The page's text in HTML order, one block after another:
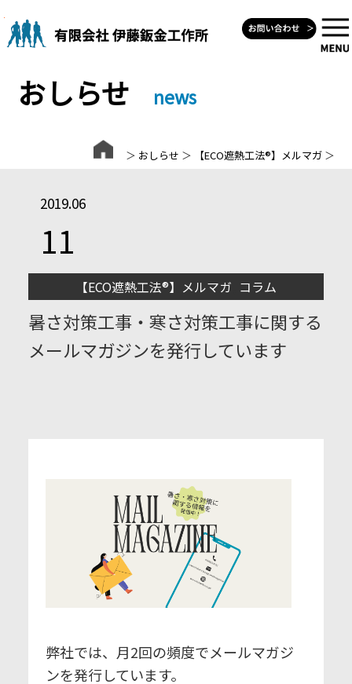
to
content
おしらせ news
＞ おしらせ ＞ 【ECO遮熱工法®】メルマガ＞
2019.06
11
【ECO遮熱工法®】メルマガ コラム
暑さ対策工事・寒さ対策工事に関する
メールマガジンを発行しています
弊社では、月2回の頻度でメールマガジ
ンを発行しています。